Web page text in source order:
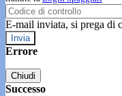
E-mail inviata, si prega di
Errore
Chiudi
Successo